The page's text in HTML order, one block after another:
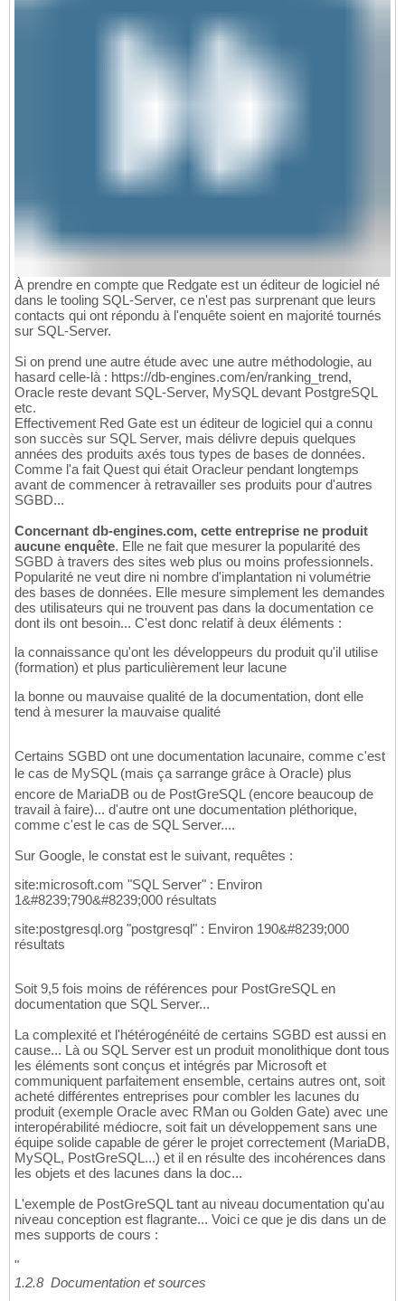
À prendre en compte que Redgate est un éditeur de logiciel né
dans le tooling SQL-Server, ce n'est pas surprenant que leurs
contacts qui ont répondu à l'enquête soient en majorité tournés
sur SQL-Server.
Si on prend une autre étude avec une autre méthodologie, au
hasard celle-là : https://db-engines.com/en/ranking_trend,
Oracle reste devant SQL-Server, MySQL devant PostgreSQL
etc.
Effectivement Red Gate est un éditeur de logiciel qui a connu
son succès sur SQL Server, mais délivre depuis quelques
années des produits axés tous types de bases de données.
Comme l'a fait Quest qui était Oracleur pendant longtemps
avant de commencer à retravailler ses produits pour d'autres
SGBD...
Concernant db-engines.com, cette entreprise ne produit
aucune enquête. Elle ne fait que mesurer la popularité des
SGBD à travers des sites web plus ou moins professionnels.
Popularité ne veut dire ni nombre d'implantation ni volumétrie
des bases de données. Elle mesure simplement les demandes
des utilisateurs qui ne trouvent pas dans la documentation ce
dont ils ont besoin... C'est donc relatif à deux éléments :
la connaissance qu'ont les développeurs du produit qu'il utilise
(formation) et plus particulièrement leur lacune
la bonne ou mauvaise qualité de la documentation, dont elle
tend à mesurer la mauvaise qualité
Certains SGBD ont une documentation lacunaire, comme c'est
le cas de MySQL (mais ça sarrange grâce à Oracle) plus
encore de MariaDB ou de PostGreSQL (encore beaucoup de
travail à faire)... d'autre ont une documentation pléthorique,
comme c'est le cas de SQL Server....
Sur Google, le constat est le suivant, requêtes :
site:microsoft.com "SQL Server" : Environ
1&#8239;790&#8239;000 résultats
site:postgresql.org "postgresql" : Environ 190&#8239;000
résultats
Soit 9,5 fois moins de références pour PostGreSQL en
documentation que SQL Server...
La complexité et l'hétérogénéité de certains SGBD est aussi en
cause... Là ou SQL Server est un produit monolithique dont tous
les éléments sont conçus et intégrés par Microsoft et
communiquent parfaitement ensemble, certains autres ont, soit
acheté différentes entreprises pour combler les lacunes du
produit (exemple Oracle avec RMan ou Golden Gate) avec une
interopérabilité médiocre, soit fait un développement sans une
équipe solide capable de gérer le projet correctement (MariaDB,
MySQL, PostGreSQL...) et il en résulte des incohérences dans
les objets et des lacunes dans la doc...
L'exemple de PostGreSQL tant au niveau documentation qu'au
niveau conception est flagrante... Voici ce que je dis dans un de
mes supports de cours :
"
1.2.8  Documentation et sources